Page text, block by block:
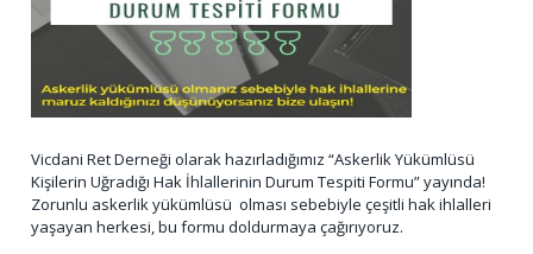
Vicdani Ret Derneği olarak hazırladığımız “Askerlik Yükümlüsü
Kişilerin Uğradığı Hak İhlallerinin Durum Tespiti Formu” yayında!
Zorunlu askerlik yükümlüsü olması sebebiyle çeşitli hak ihlalleri
yaşayan herkesi, bu formu doldurmaya çağırıyoruz.